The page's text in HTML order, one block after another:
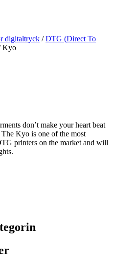
digitaltryck /DTG (Direct To
Kyo
don’t make your heart beat
Kyo is one of the most
printers on the market and will